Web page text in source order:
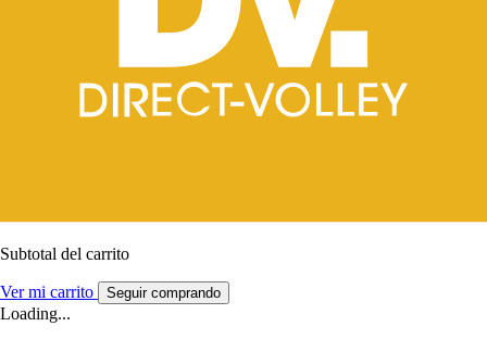
Subtotal del carrito
Ver mi carrito Seguir comprando
Loading...